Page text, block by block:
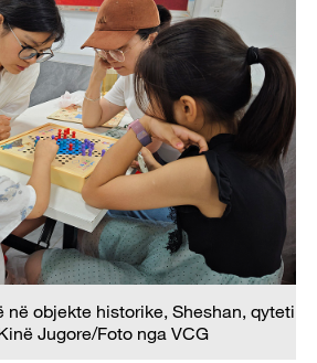
në objekte historike, Sheshan, qyteti
Jugore/Foto nga VCG